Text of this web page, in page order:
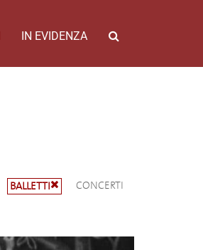
IN EVIDENZA
BALLETTI CONCERTI